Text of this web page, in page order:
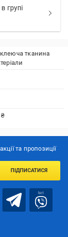
групі
тканина
₴
та пропозиції
ПІДПИСАТИСЯ
bot